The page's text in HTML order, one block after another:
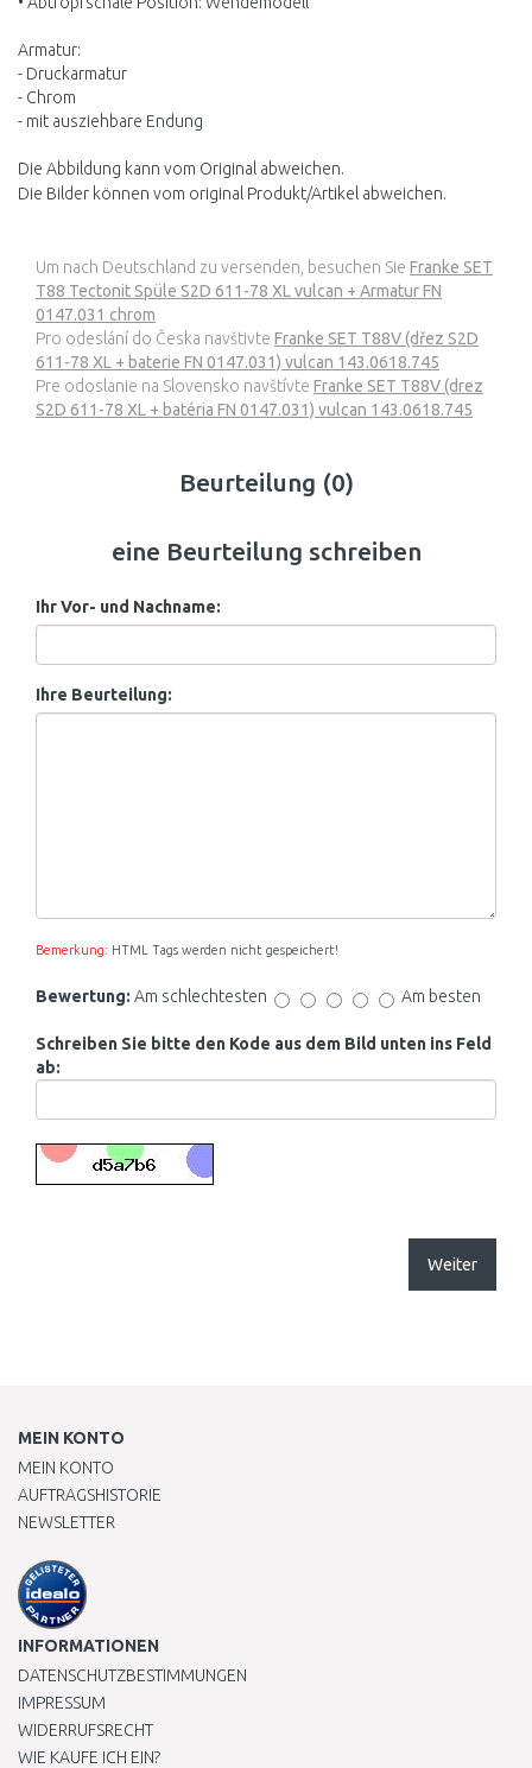
Armatur:
- Druckarmatur
- Chrom
- mit ausziehbare Endung
Die Abbildung kann vom Original abweichen.
Die Bilder können vom original Produkt/Artikel abweichen.
Um nach Deutschland zu versenden, besuchen Sie Franke SET
T88 Tectonit Spüle S2D 611-78 XL vulcan + Armatur FN
0147.031 chrom
Pro odeslání do Česka navštivte Franke SET T88V (dřez S2D
611-78 XL + baterie FN 0147.031) vulcan 143.0618.745
Pre odoslanie na Slovensko navštívte Franke SET T88V (drez
S2D 611-78 XL + batéria FN 0147.031) vulcan 143.0618.745
Beurteilung (0)
eine Beurteilung schreiben
Ihr Vor- und Nachname:
Ihre Beurteilung:
Bemerkung: HTML Tags werden nicht gespeichert!
Bewertung: Am schlechtesten Am besten
Schreiben Sie bitte den Kode aus dem Bild unten ins Feld
ab:
Weiter
MEIN KONTO
MEIN KONTO
AUFTRAGSHISTORIE
NEWSLETTER
INFORMATIONEN
DATENSCHUTZBESTIMMUNGEN
IMPRESSUM
WIDERRUFSRECHT
WIE KAUFE ICH EIN?